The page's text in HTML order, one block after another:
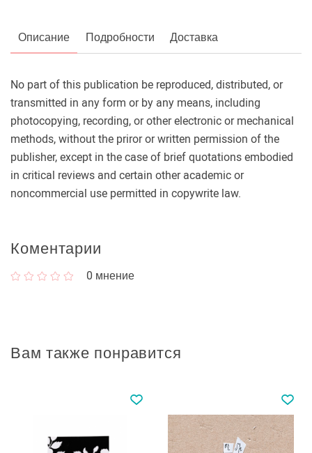
Описание Подробности Доставка
No part of this publication be reproduced, distributed, or
transmitted in any form or by any means, including
photocopying, recording, or other electronic or mechanical
methods, without the priror or written permission of the
publisher, except in the case of brief quotations embodied
in critical reviews and certain other academic or
noncommercial use permitted in copywrite law.
Коментарии
0 мнение
Вам также понравится